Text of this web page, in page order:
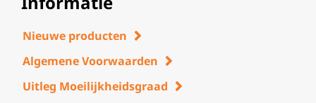
Nieuwe producten
Algemene Voorwaarden
Uitleg Moeilijkheidsgraad